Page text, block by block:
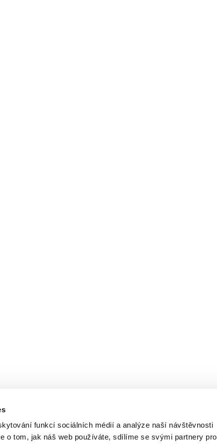
funkcí sociálních médií a analýze naší návštěvnosti
o tom, jak náš web používáte, sdílíme se svými partnery pro